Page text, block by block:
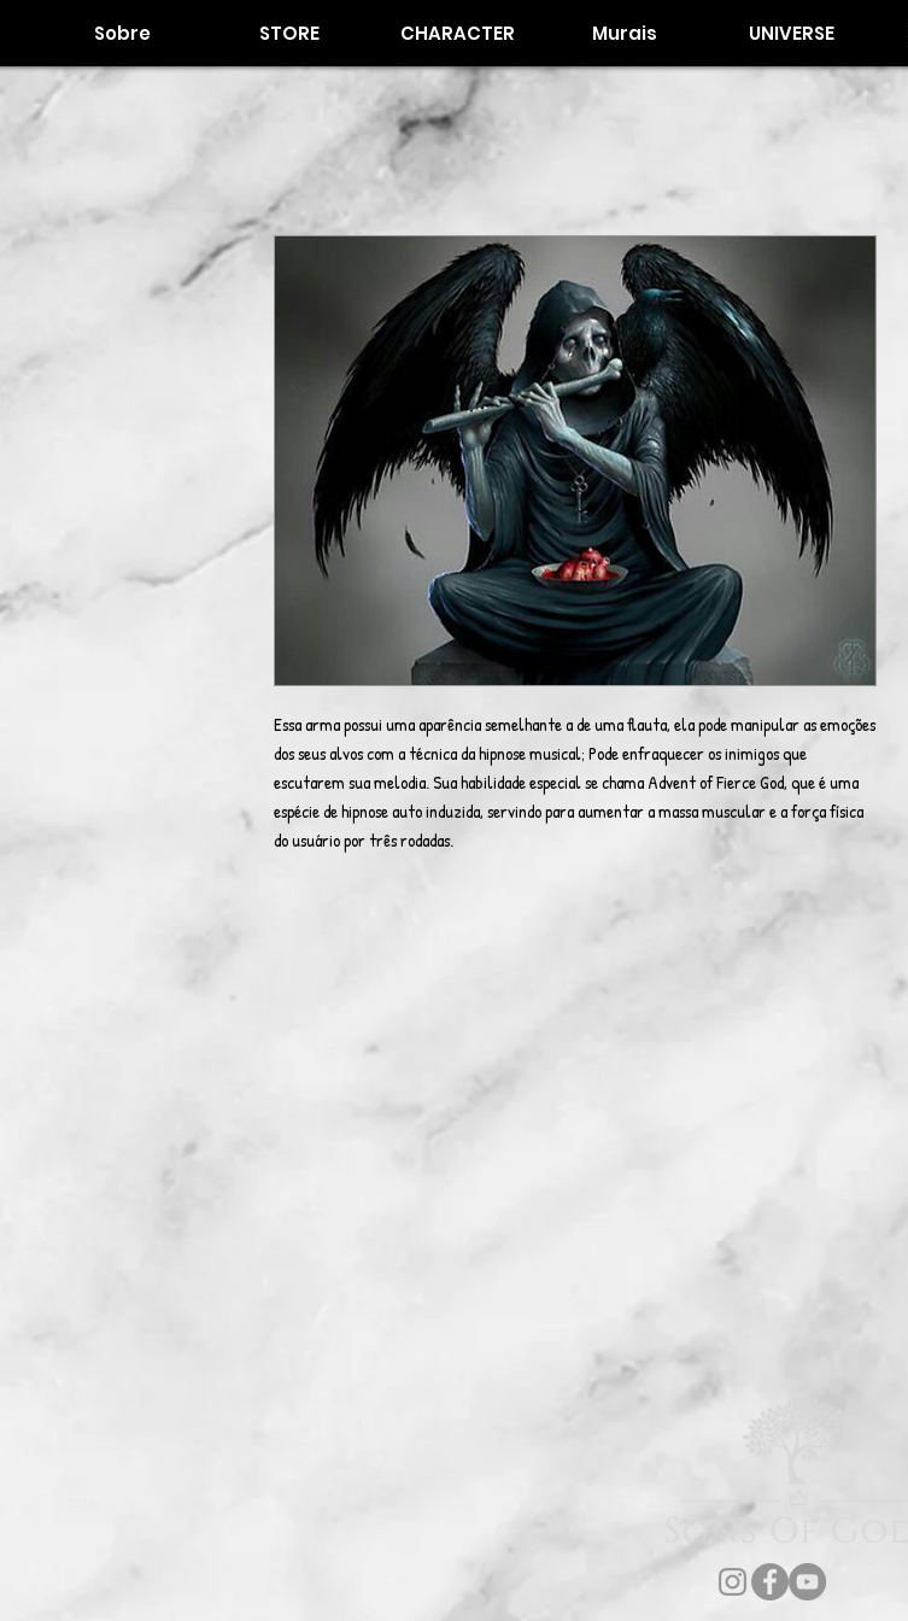
Sobre STORE CHARACTER Murais UNIVERSE
Essa arma possui uma aparência semelhante a de uma flauta, ela pode manipular as emoções
dos seus alvos com a técnica da hipnose musical; Pode enfraquecer os inimigos que
escutarem sua melodia. Sua habilidade especial se chama Advent of Fierce God, que é uma
espécie de hipnose auto induzida, servindo para aumentar a massa muscular e a força física
do usuário por três rodadas.